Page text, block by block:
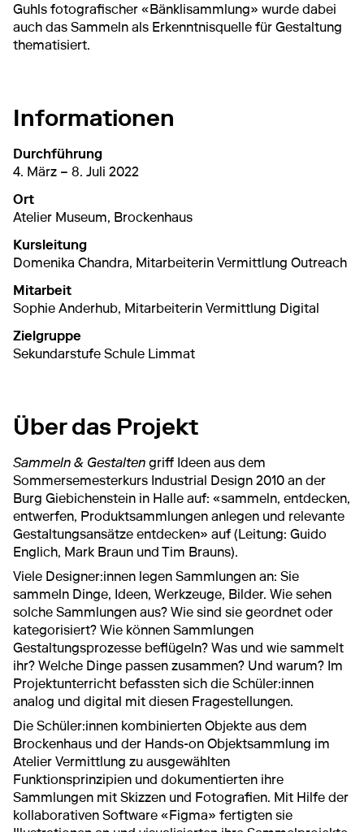
Guhls fotografischer «Bänklisammlung» wurde dabei
auch das Sammeln als Erkenntnisquelle für Gestaltung
thematisiert.
Informationen
Durchführung
4. März – 8. Juli 2022
Ort
Atelier Museum, Brockenhaus
Kursleitung
Domenika Chandra, Mitarbeiterin Vermittlung Outreach
Mitarbeit
Sophie Anderhub, Mitarbeiterin Vermittlung Digital
Zielgruppe
Sekundarstufe Schule Limmat
Über das Projekt
Sammeln & Gestalten griff Ideen aus dem
Sommersemesterkurs Industrial Design 2010 an der
Burg Giebichenstein in Halle auf: «sammeln, entdecken,
entwerfen, Produktsammlungen anlegen und relevante
Gestaltungsansätze entdecken» auf (Leitung: Guido
Englich, Mark Braun und Tim Brauns).
Viele Designer:innen legen Sammlungen an: Sie
sammeln Dinge, Ideen, Werkzeuge, Bilder. Wie sehen
solche Sammlungen aus? Wie sind sie geordnet oder
kategorisiert? Wie können Sammlungen
Gestaltungsprozesse beflügeln? Was und wie sammelt
ihr? Welche Dinge passen zusammen? Und warum? Im
Projektunterricht befassten sich die Schüler:innen
analog und digital mit diesen Fragestellungen.
Die Schüler:innen kombinierten Objekte aus dem
Brockenhaus und der Hands-on Objektsammlung im
Atelier Vermittlung zu ausgewählten
Funktionsprinzipien und dokumentierten ihre
Sammlungen mit Skizzen und Fotografien. Mit Hilfe der
kollaborativen Software «Figma» fertigten sie